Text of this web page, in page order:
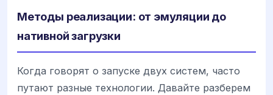
Методы реализации: от эмуляции до
нативной загрузки
Когда говорят о запуске двух систем, часто
путают разные технологии. Давайте разберем